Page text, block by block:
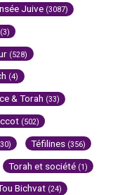
Juive (3087)
(3)
(528)
(4)
& Torah (33)
(502)
Téfilines (356)
Torah et société (1)
Bichvat (24)